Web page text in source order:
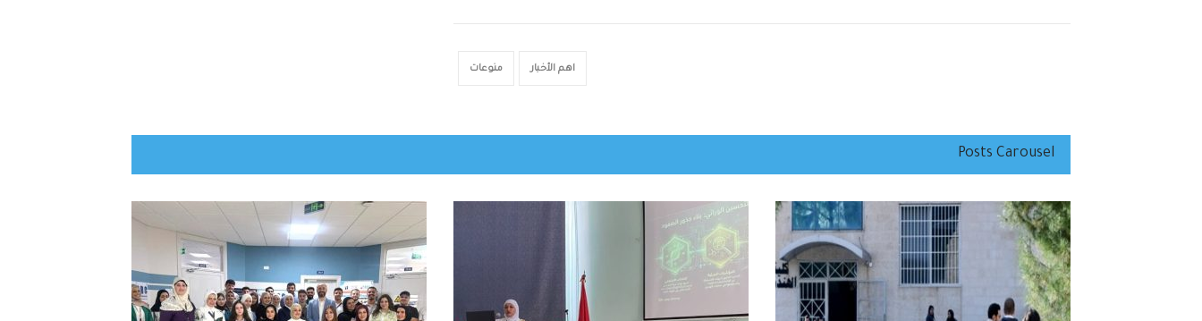
اهم الأخبار منوعات
Posts Carousel